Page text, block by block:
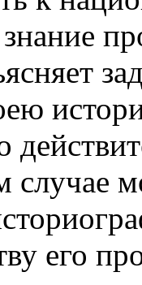
случае
его